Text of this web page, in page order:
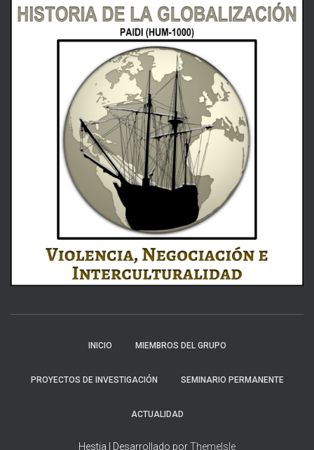
INICIO MIEMBROS DEL GRUPO
PROYECTOS DE INVESTIGACIÓN SEMINARIO PERMANENTE
ACTUALIDAD
Hestia | Desarrollado porThemeIsle